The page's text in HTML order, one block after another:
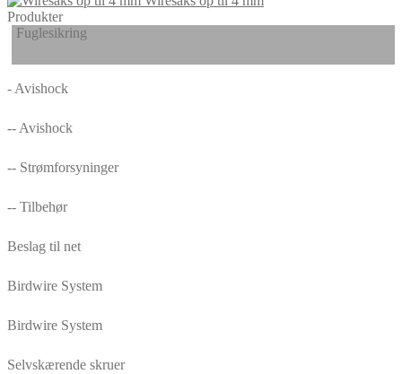
Produkter
Fuglesikring
- Avishock
-- Avishock
-- Strømforsyninger
-- Tilbehør
Beslag til net
Birdwire System
Birdwire System
Selvskærende skruer